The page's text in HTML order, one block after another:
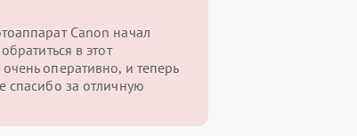
Canon начал
в этот
оперативно, и теперь
спасибо за отличную